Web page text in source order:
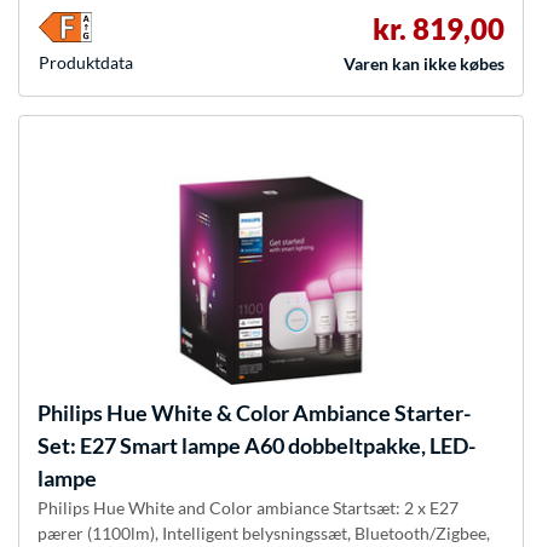
kr. 819,00
Varen kan ikke købes
Produkt­data
Philips HueWhite & Color Ambiance Starter-
Set: E27 Smart lampe A60 dobbeltpakke, LED-
lampe
Philips Hue White and Color ambiance Startsæt: 2 x E27
pærer (1100lm), Intelligent belysningssæt, Bluetooth/Zigbee,